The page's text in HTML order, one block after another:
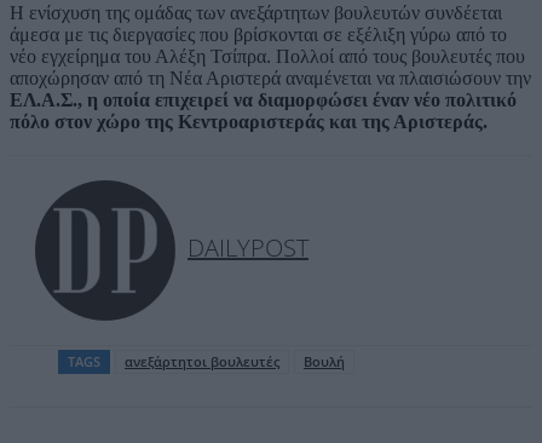
Η ενίσχυση της ομάδας των ανεξάρτητων βουλευτών συνδέεται
άμεσα με τις διεργασίες που βρίσκονται σε εξέλιξη γύρω από το
νέο εγχείρημα του Αλέξη Τσίπρα. Πολλοί από τους βουλευτές που
αποχώρησαν από τη Νέα Αριστερά αναμένεται να πλαισιώσουν την
ΕΛ.Α.Σ., η οποία επιχειρεί να διαμορφώσει έναν νέο πολιτικό
πόλο στον χώρο της Κεντροαριστεράς και της Αριστεράς.
DAILYPOST
TAGS ανεξάρτητοι βουλευτές Βουλή